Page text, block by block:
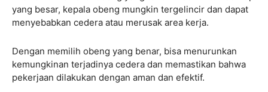
yang besar, kepala obeng mungkin tergelincir dan dapat
menyebabkan cedera atau merusak area kerja.
Dengan memilih obeng yang benar, bisa menurunkan
kemungkinan terjadinya cedera dan memastikan bahwa
pekerjaan dilakukan dengan aman dan efektif.